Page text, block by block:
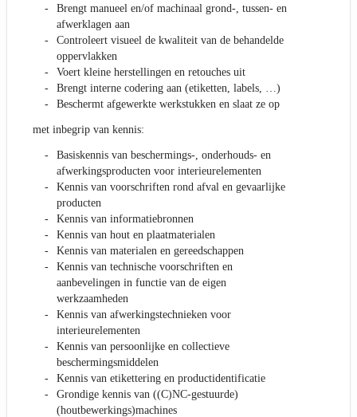
Brengt manueel en/of machinaal grond-, tussen- en
afwerklagen aan
Controleert visueel de kwaliteit van de behandelde
oppervlakken
Voert kleine herstellingen en retouches uit
Brengt interne codering aan (etiketten, labels, …)
Beschermt afgewerkte werkstukken en slaat ze op
met inbegrip van kennis:
Basiskennis van beschermings-, onderhouds- en
afwerkingsproducten voor interieurelementen
Kennis van voorschriften rond afval en gevaarlijke
producten
Kennis van informatiebronnen
Kennis van hout en plaatmaterialen
Kennis van materialen en gereedschappen
Kennis van technische voorschriften en
aanbevelingen in functie van de eigen
werkzaamheden
Kennis van afwerkingstechnieken voor
interieurelementen
Kennis van persoonlijke en collectieve
beschermingsmiddelen
Kennis van etikettering en productidentificatie
Grondige kennis van ((C)NC-gestuurde)
(houtbewerkings)machines